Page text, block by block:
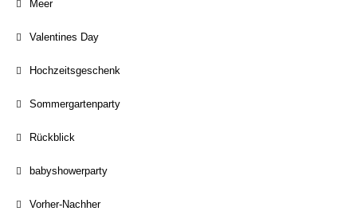
Meer
Valentines Day
Hochzeitsgeschenk
Sommergartenparty
Rückblick
babyshowerparty
Vorher-Nachher